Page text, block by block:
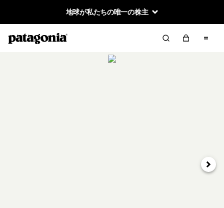
地球が私たちの唯一の株主
次へ